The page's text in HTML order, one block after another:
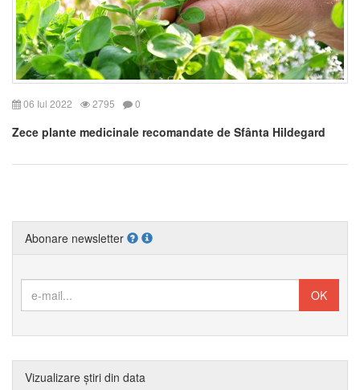
06 Iul 2022 2795 0
Zece plante medicinale recomandate de Sfânta Hildegard
Abonare newsletter
Vizualizare știri din data